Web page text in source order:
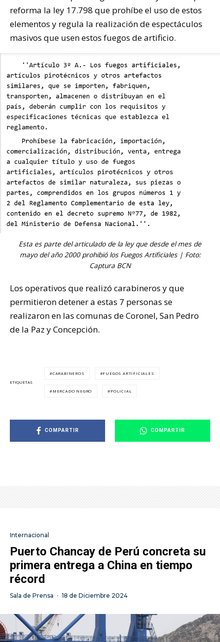
reforma la ley 17.798 que prohíbe el uso de estos
elementos y regula la realización de espectáculos
masivos que usen estos fuegos de artificio.
Esta es parte del articulado de la ley que desde el mes de
mayo del año 2000 prohibió los Fuegos Artificiales | Foto:
Captura BCN
Los operativos que realizó carabineros y que
permitieron detener a estas 7 personas se
realizaron en las comunas de Coronel, San Pedro
de la Paz y Concepción.
ETIQUETAS
CARABINEROS FUEGOS ARTIFICIALES
MERCADO NEGRO POLICIAL
COMPARTIR COMPARTIR
Internacional
Puerto Chancay de Perú concreta su
primera entrega a China en tiempo
récord
Sala de Prensa · 18 de Diciembre 2024